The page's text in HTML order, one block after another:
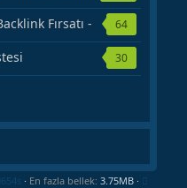
Fırsatı -
64
30
En fazla bellek 3.75MB